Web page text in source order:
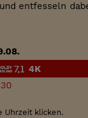
entfesseln
4K
Uhrzeit klicken.